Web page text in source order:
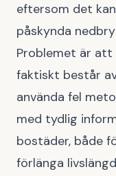
eftersom det
påskynda
Problemet är att
faktiskt består
använda fel
med tydlig
bostäder, både
förlänga